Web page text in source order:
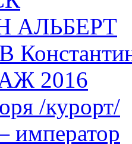
АЛЬБЕРТ
2016
/курорт/